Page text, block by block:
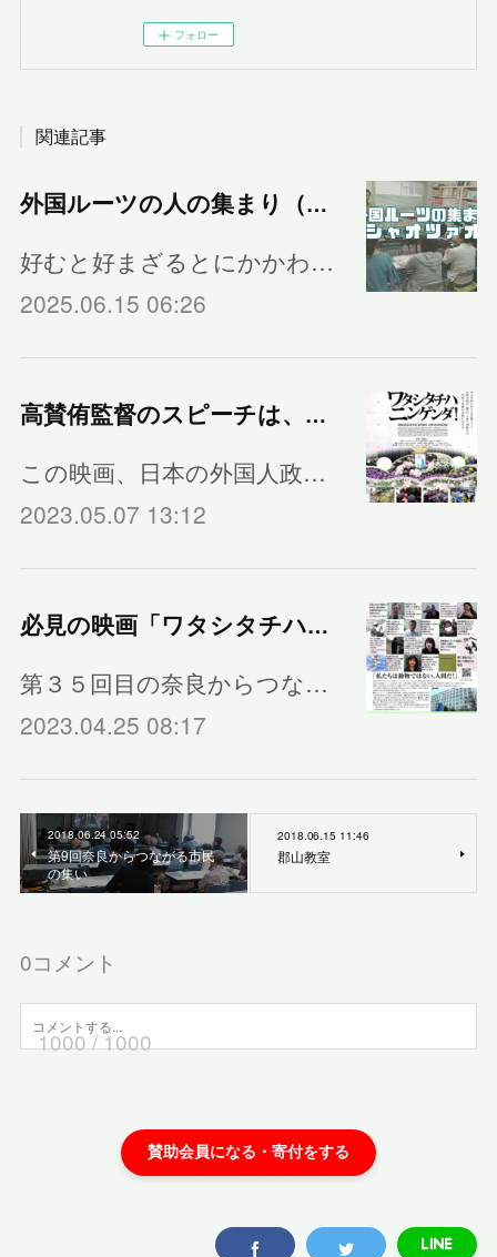
フォロー
関連記事
外国ルーツの人の集まり（シャオツァオ）
好むと好まざるとにかかわ…
2025.06.15 06:26
高賛侑監督のスピーチは、午前中の上映の後です。
この映画、日本の外国人政…
2023.05.07 13:12
必見の映画「ワタシタチハニンゲンダ」
第３５回目の奈良からつな…
2023.04.25 08:17
2018.06.24 05:52
第9回奈良からつながる市民
の集い
2018.06.15 11:46
郡山教室
0コメント
1000/ 1000